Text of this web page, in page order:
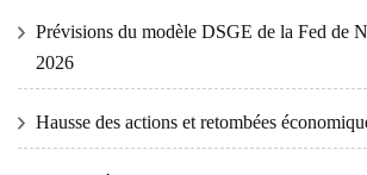
Prévisions du modèle DSGE de la Fed de
2026
Hausse des actions et retombées